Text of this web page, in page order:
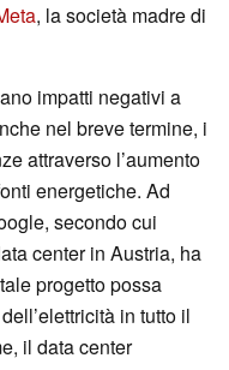
, la società madre di
impatti negativi a
nel breve termine, i
attraverso l’aumento
energetiche. Ad
secondo cui
center in Austria, ha
progetto possa
in tutto il
il data center